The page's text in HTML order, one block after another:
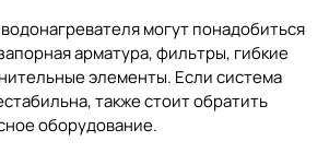
могут понадобиться
арматура, фильтры, гибкие
элементы. Если система
также стоит обратить
оборудование.